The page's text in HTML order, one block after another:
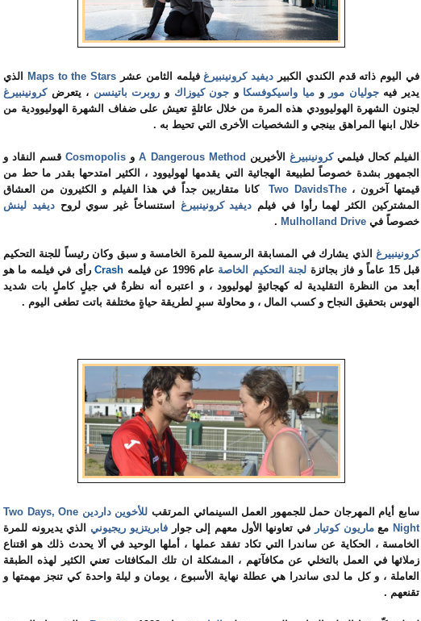
في اليوم ذاته قدم الكندي الكبير ديفيد كرونينبيرغفيلمه الثامن عشر Maps to the Stars
الذي
يدير فيهجوليان مور و ميا واسيكوفسكا و جون كيوزاك و روبرت باتينسن ، يتعرضكرونينبيرغ
لجنون الشهرة الهوليوودي هذه المرة من خلال عائلةٍ تعيش على ضفاف الشهرة الهوليوودية من
خلال ابنها المراهق بينجي و الشخصيات الأخرى التي تحيط به .
الفيلم كحال فيلميكرونينبيرغ الأخيرين A Dangerous Method و Cosmopolisقسم النقاد و
الجمهور بشدة خصوصاً لطبيعة الهجائية التي يقدمها لهوليوود ، الكثير امتدحها بقدر ما حط من
قيمتها آخرون ،The
Two Davids
كانا متقاربين جداً في هذا الفيلم و الكثيرون من العشاق
المشتركين الكثر لهما رأوا في فيلم ديفيد كرونينبيرغ استنساخاً غير سوي لروحديفيد لينش
خصوصاً في Mulholland Drive
.
كرونينبيرغ الذي يشارك في المسابقة الرسمية للمرة الخامسة و سبق وكان رئيساً للجنة التحكيم
قبل 15 عاماً و فاز بجائزة
لجنة التحكيم الخاصة عام 1996 عن فيلمه Crash رأى في فيلمه ما هو
أبعد من النظرة التقليدية له كهجائيةٍ لهوليوود ، و اعتبره أنه نظرةٌ في جيلٍ كاملٍ بات شديد
الهوس بتحقيق النجاح و كسب المال ، و محاولة سبرٍ لطريقة حياةٍ مختلفة باتت تطغى اليوم .
سابع أيام المهرجان حمل للجمهور العمل السينمائي المرتقب للأخوين داردين Two Days, One
Night معماريون كوتيار في تعاونها الأول معهم إلى جوارفابريتزيو ريجيونيالذي يديرونه للمرة
الخامسة ، الحكاية عن ساندرا التي تكاد تفقد عملها ، أملها الوحيد في ألا يحدث ذلك هو اقتناع
زملائها في العمل بالتخلي عن مكافآتهم ، المشكلة ان تلك المكافئات تعني الكثير لهذه الطبقة
العاملة ، و كل ما لدى ساندرا هي عطلة نهاية الأسبوع ، يومان و ليلة واحدة كي تنجز مهمتها و
تقنعهم .